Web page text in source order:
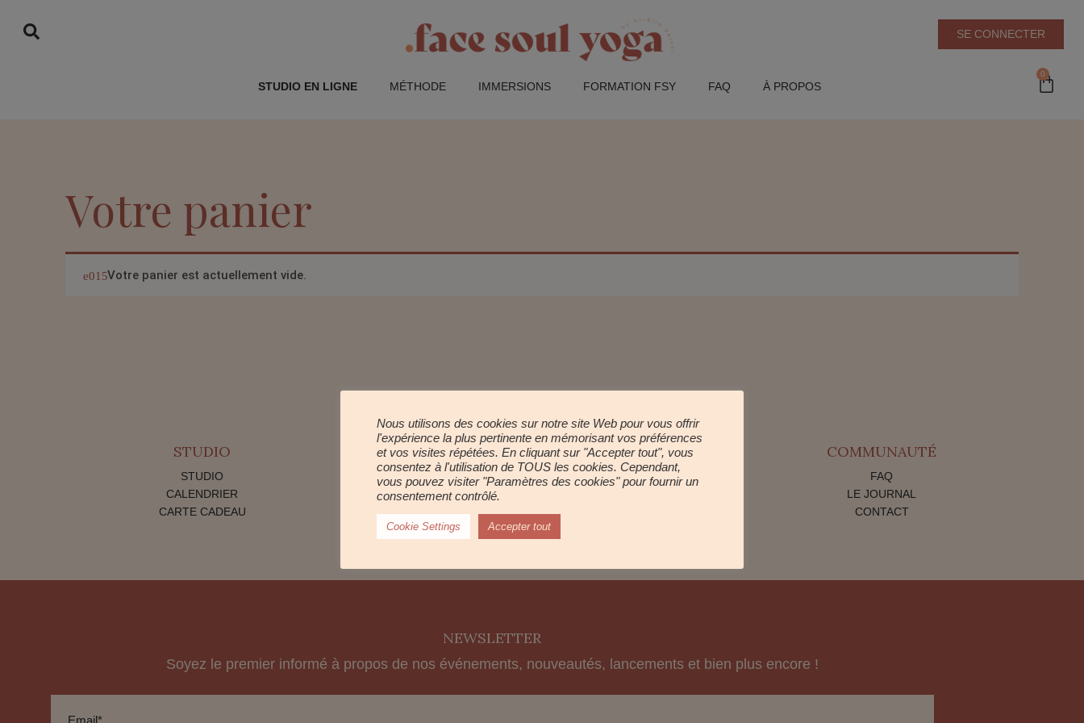
STUDIO EN LIGNE MÉTHODE IMMERSIONS FORMATION FSY FAQ À PROPOS
SE CONNECTER
0
Votre panier
Votre panier est actuellement vide.
STUDIO
STUDIO
CALENDRIER
CARTE CADEAU
© tous droits réservés
COMMUNAUTÉ
FAQ
LE JOURNAL
CONTACT
NEWSLETTER
Soyez le premier informé à propos de nos événements, nouveautés, lancements et bien plus encore !
Nous utilisons des cookies sur notre site Web pour vous offrir
l'expérience la plus pertinente en mémorisant vos préférences
et vos visites répétées. En cliquant sur "Accepter tout", vous
consentez à l'utilisation de TOUS les cookies. Cependant,
vous pouvez visiter "Paramètres des cookies" pour fournir un
consentement contrôlé.
Cookie Settings Accepter tout